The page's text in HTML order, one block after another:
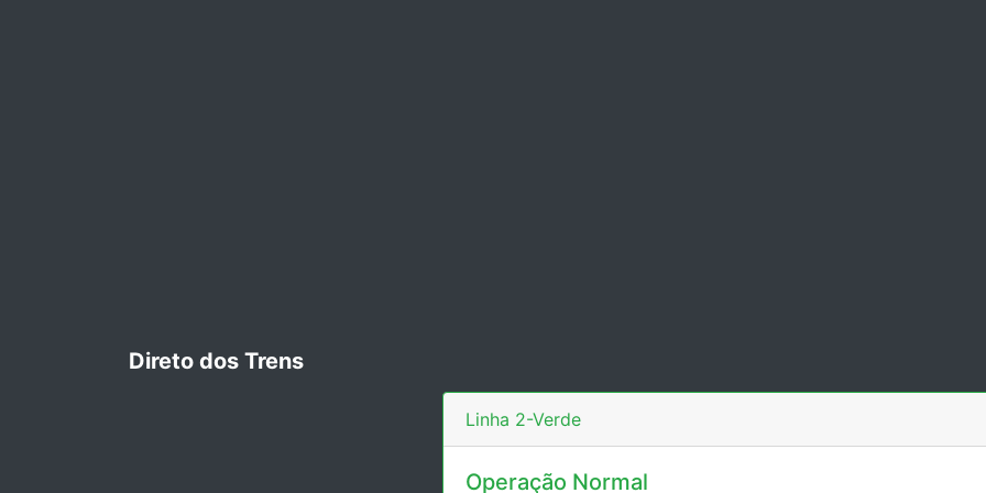
Direto dos Trens
Linha 2-Verde
Operação Normal